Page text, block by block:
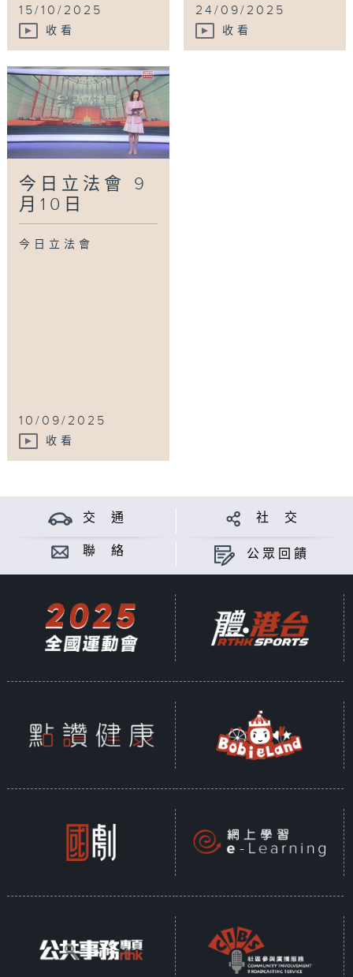
15/10/2025
收看
24/09/2025
收看
今日立法會 9
月10日
今日立法會
10/09/2025
收看
交 通 社 交
聯 絡 公眾回饋